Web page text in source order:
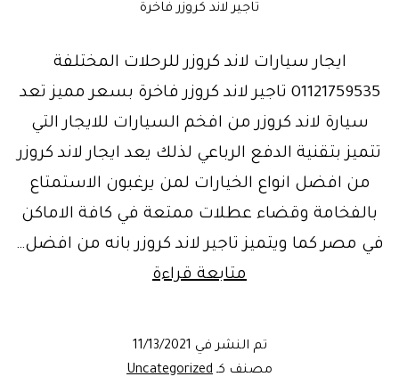
تاجير لاند كروزر فاخرة
ايجار سيارات لاند كروزر للرحلات المختلفة
01121759535 تاجير لاند كروزر فاخرة بسعر مميز تعد
سيارة لاند كروزر من افخم السيارات للايجار التي
تتميز بتقنية الدفع الرباعي لذلك يعد ايجار لاند كروزر
من افضل انواع الخيارات لمن يرغبون الاستمتاع
بالفخامة وقضاء عطلات ممتعة في كافة الاماكن
في مصر كما ويتميز تاجير لاند كروزر بانه من افضل…
متابعة قراءة
كروزر
لمطروح
تم النشر في 11/13/2021
مصنف كـ Uncategorized